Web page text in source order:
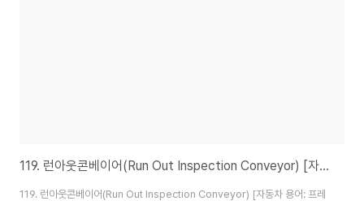
119. 런아웃콘베이어(Run Out Inspection Conveyor) [자동차 용어: 프레스 금형]
119. 런아웃콘베이어(Run Out Inspection Conveyor) [자동차 용어: 프레